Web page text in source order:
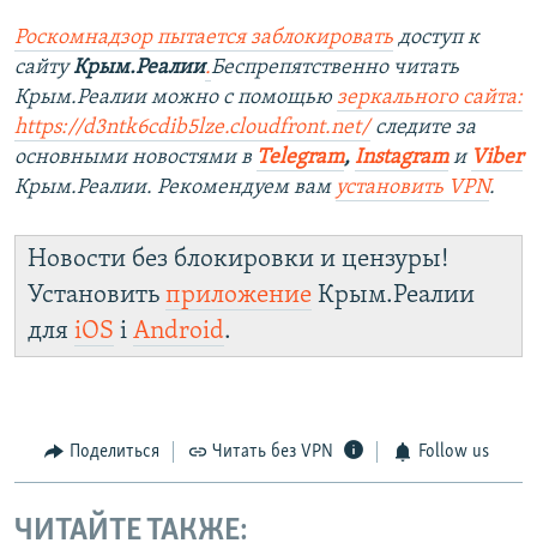
Роскомнадзор пытается заблокировать доступ к
сайтуКрым.Реалии.Беспрепятственно читать
Крым.Реалии можно с помощью зеркального сайта:
https://d3ntk6cdib5lze.cloudfront.net/следите за
основными новостями в Telegram, Instagramи Viber
Крым.Реалии. Рекомендуем вам установить VPN.
Новости без блокировки и цензуры!
Установить приложение Крым.Реалии
для iOS і Android.
Поделиться Читать без VPN Follow us
ЧИТАЙТЕ ТАКЖЕ: